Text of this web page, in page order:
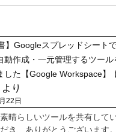
】Googleスプレッドシート
動作成・一元管理するツール
した【Google Workspace】
より
22日
素晴らしいツールを共有して
だき、ありがとうございます